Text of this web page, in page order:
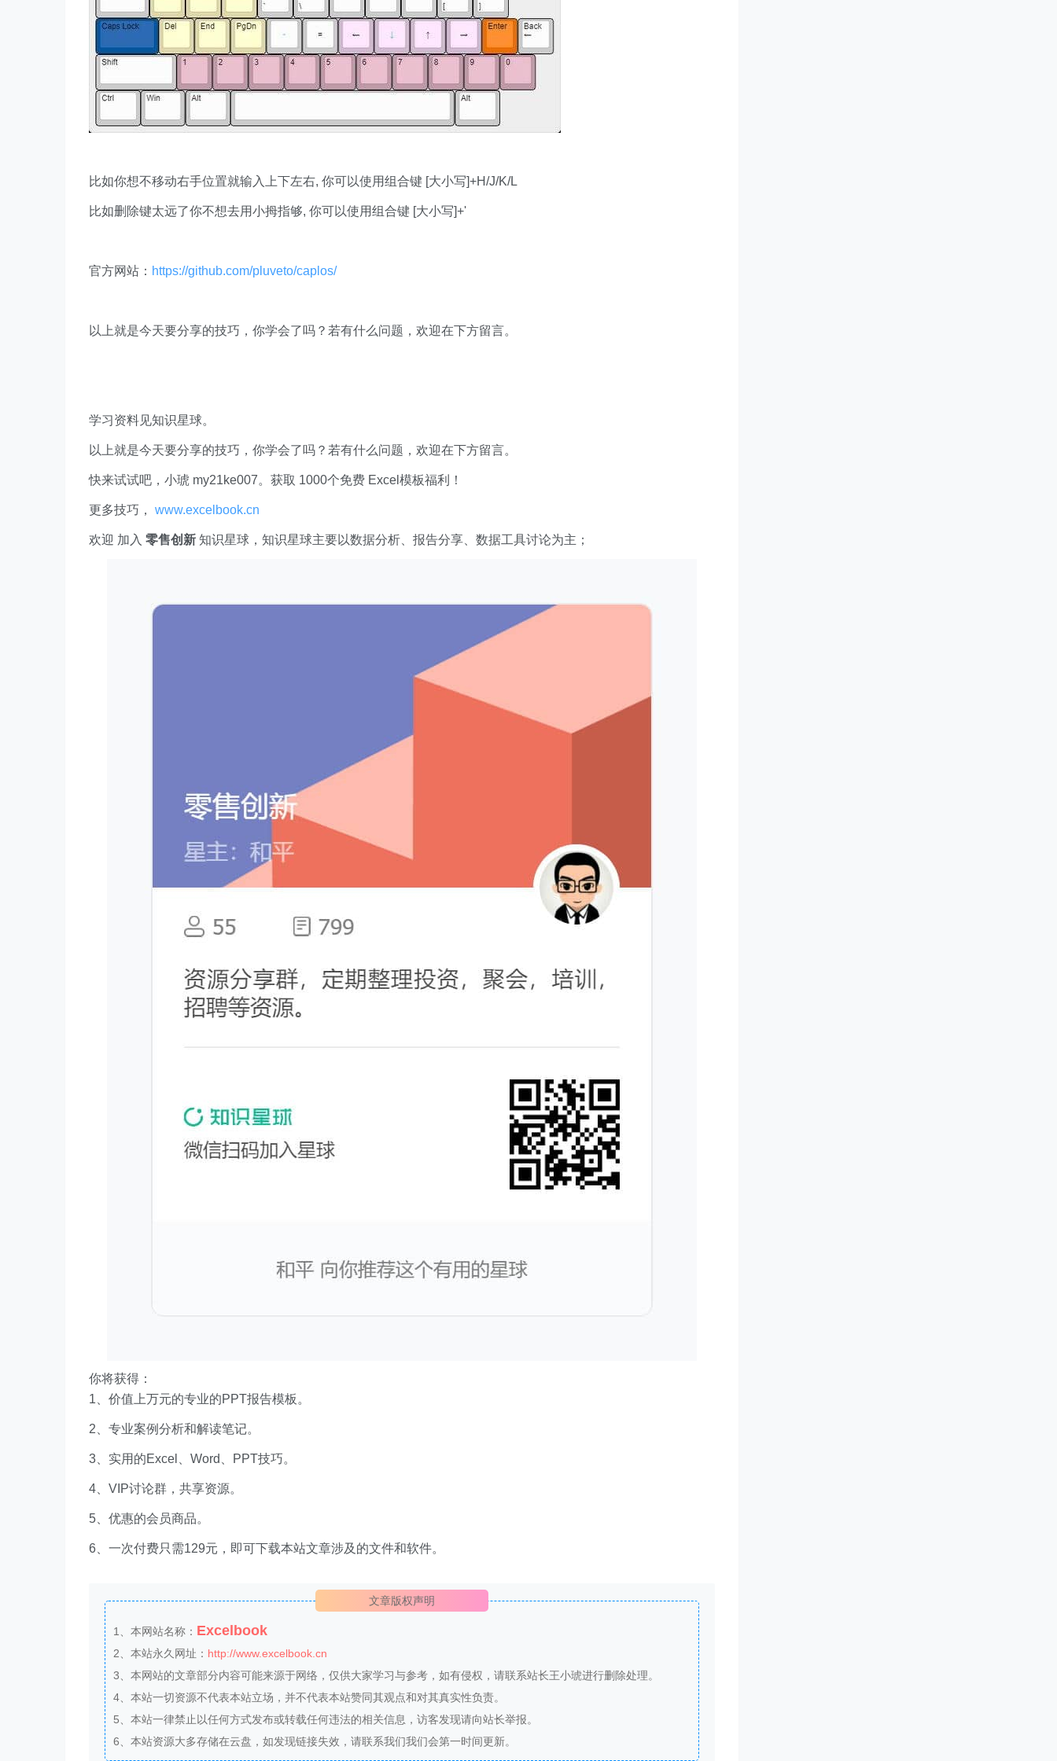
比如你想不移动右手位置就输入上下左右, 你可以使用组合键 [大小写]+H/J/K/L
比如删除键太远了你不想去用小拇指够, 你可以使用组合键 [大小写]+'
官方网站： https://github.com/pluveto/caplos/
以上就是今天要分享的技巧，你学会了吗？若有什么问题，欢迎在下方留言。
学习资料见知识星球。
以上就是今天要分享的技巧，你学会了吗？若有什么问题，欢迎在下方留言。
快来试试吧，小琥 my21ke007。获取 1000个免费 Excel模板福利​​​​！
更多技巧， www.excelbook.cn
欢迎 加入 零售创新 知识星球，知识星球主要以数据分析、报告分享、数据工具讨论为主；
你将获得：
1、价值上万元的专业的PPT报告模板。
2、专业案例分析和解读笔记。
3、实用的Excel、Word、PPT技巧。
4、VIP讨论群，共享资源。
5、优惠的会员商品。
6、一次付费只需129元，即可下载本站文章涉及的文件和软件。
文章版权声明
1、本网站名称： Excelbook
2、本站永久网址： http://www.excelbook.cn
3、本网站的文章部分内容可能来源于网络，仅供大家学习与参考，如有侵权，请联系站长王小琥进行删除处理。
4、本站一切资源不代表本站立场，并不代表本站赞同其观点和对其真实性负责。
5、本站一律禁止以任何方式发布或转载任何违法的相关信息，访客发现请向站长举报。
6、本站资源大多存储在云盘，如发现链接失效，请联系我们我们会第一时间更新。